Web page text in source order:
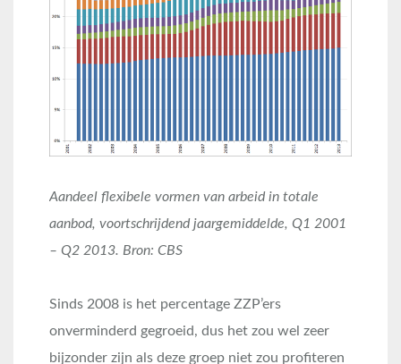
Aandeel flexibele vormen van arbeid in totale
aanbod, voortschrijdend jaargemiddelde, Q1 2001
– Q2 2013. Bron: CBS
Sinds 2008 is het percentage ZZP’ers
onverminderd gegroeid, dus het zou wel zeer
bijzonder zijn als deze groep niet zou profiteren